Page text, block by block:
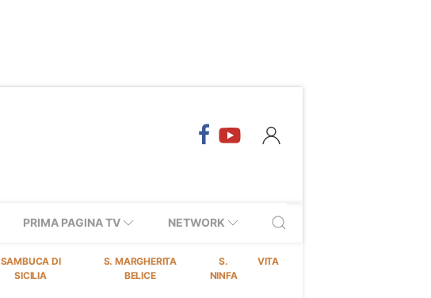
PRIMA PAGINA TV NETWORK
SAMBUCA DI
SICILIA
S. MARGHERITA
BELICE
S.
NINFA
VITA